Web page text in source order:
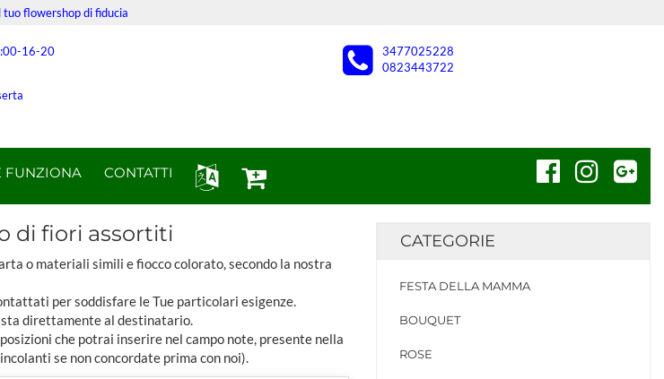
tuo flowershop di fiducia
16-20
3477025228
0823443722
FUNZIONA CONTATTI
di fiori assortiti
o materiali simili e fiocco colorato, secondo la nostra
per soddisfare le Tue particolari esigenze.
direttamente al destinatario.
che potrai inserire nel campo note, presente nella
se non concordate prima con noi).
CATEGORIE
FESTA DELLA MAMMA
BOUQUET
ROSE